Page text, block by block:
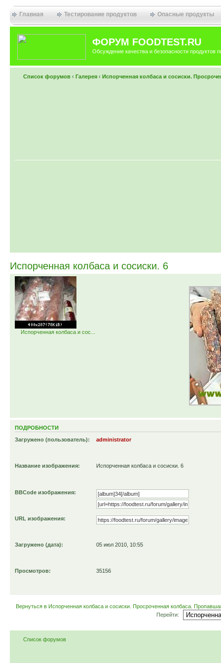
Главная Тестирование продуктов Опасные продукты
ФОРУМ FOODTEST.RU
Обсуждение качества и безопасности продуктов
Список форумов ‹ Галерея ‹ Испорченная колбаса и сосиски.
Испорченная колбаса и сосиски. 6
Испорченная колбаса и сос...
ПОДРОБНОСТИ
Загружено (пользователь): administrator
Название изображения: Испорченная колбаса и сосиски. 6
BBCode изображения:
URL изображения:
Загружено (дата): 05 июл 2010, 10:55
Просмотров: 35156
Вернуться в Испорченная колбаса и сосиски. Просроченная колбаса.
Перейти:
Список форумов